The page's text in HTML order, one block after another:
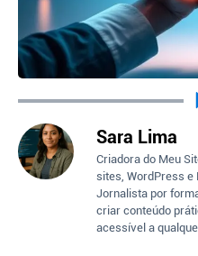
Sara Lima
Criadora do Meu
sites, WordPress e
Jornalista por
criar conteúdo
acessível a